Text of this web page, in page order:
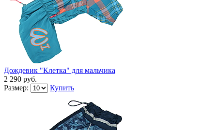
Дождевик "Клетка" для мальчика
2 290 руб.
Размер:
Купить